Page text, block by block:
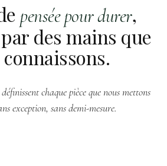
pensée pour durer,
des mains que
chaque pièce que nous mettons
exception, sans demi-mesure.